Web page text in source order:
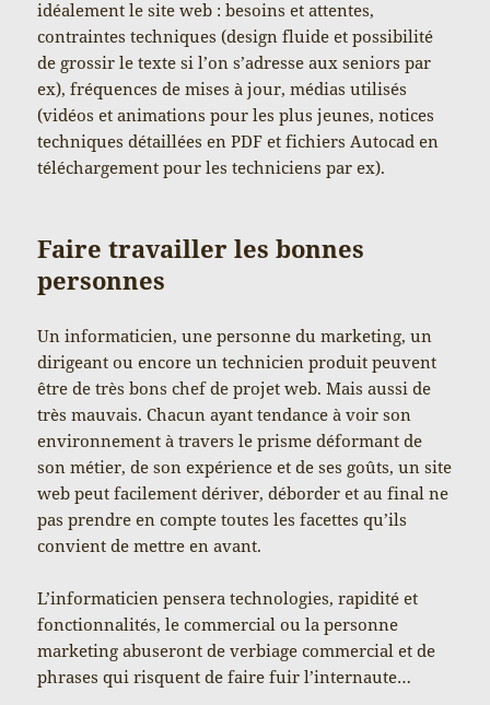
idéalement le site web : besoins et attentes,
contraintes techniques (design fluide et possibilité
de grossir le texte si l’on s’adresse aux seniors par
ex), fréquences de mises à jour, médias utilisés
(vidéos et animations pour les plus jeunes, notices
techniques détaillées en PDF et fichiers Autocad en
téléchargement pour les techniciens par ex).
Faire travailler les bonnes
personnes
Un informaticien, une personne du marketing, un
dirigeant ou encore un technicien produit peuvent
être de très bons chef de projet web. Mais aussi de
très mauvais. Chacun ayant tendance à voir son
environnement à travers le prisme déformant de
son métier, de son expérience et de ses goûts, un site
web peut facilement dériver, déborder et au final ne
pas prendre en compte toutes les facettes qu’ils
convient de mettre en avant.
L’informaticien pensera technologies, rapidité et
fonctionnalités, le commercial ou la personne
marketing abuseront de verbiage commercial et de
phrases qui risquent de faire fuir l’internaute…